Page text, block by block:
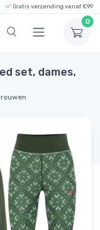
Gratis verzending vanaf €99
0
set, dames,